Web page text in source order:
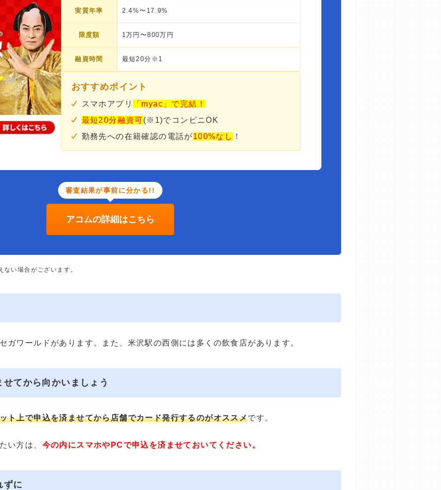
実質年率 2.4%〜17.9%
限度額 1万円〜800万円
融資時間 最短20分※1
おすすめポイント
スマホアプリ
「myac」で完結！
最短20分融資可(※1)でコンビニOK
勤務先への在籍確認の電話が100%なし ！
審査結果が事前に分かる!!
アコムの詳細はこちら
い場合がございます。
ガワールドがあります。また、米沢駅の西側には多くの飲食店があります。
てから向かいましょう
ト上で申込を済ませてから店舗でカード発行するのがオススメです。
い方は、 今の内にスマホやPCで申込を済ませておいてください。
ずに